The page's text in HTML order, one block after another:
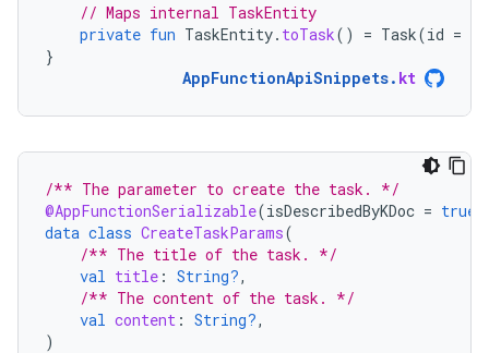
// Maps internal TaskEntity
private fun TaskEntity. toTask() = Task(id =
}
AppFunctionApiSnippets. kt
/** The parameter to create the task. */
@AppFunctionSerializable(isDescribedByKDoc = true
data class CreateTaskParams(
/** The title of the task. */
val title : String?,
/** The content of the task. */
val content : String?,
)